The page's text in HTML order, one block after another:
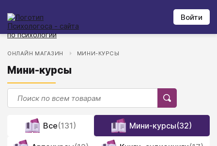
Войти
ОНЛАЙН МАГАЗИН МИНИ-КУРСЫ
Мини-курсы
Все(131) Мини-курсы(32)